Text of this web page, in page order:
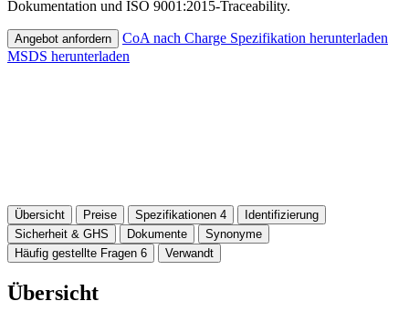
Dokumentation und ISO 9001:2015-Traceability.
Angebot anfordern CoA nach Charge Spezifikation herunterladen
MSDS herunterladen
Übersicht Preise Spezifikationen 4
Identifizierung
Sicherheit & GHS
Dokumente
Synonyme
Häufig gestellte Fragen 6 Verwandt
Übersicht